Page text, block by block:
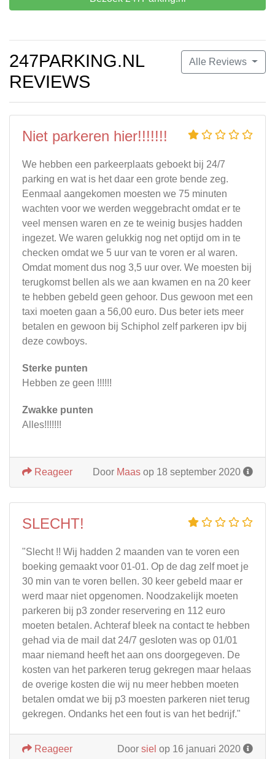
Alle Reviews
247PARKING.NL
REVIEWS
Niet parkeren hier!!!!!!!
We hebben een parkeerplaats geboekt bij 24/7
parking en wat is het daar een grote bende zeg.
Eenmaal aangekomen moesten we 75 minuten
wachten voor we werden weggebracht omdat er te
veel mensen waren en ze te weinig busjes hadden
ingezet. We waren gelukkig nog net optijd om in te
checken omdat we 5 uur van te voren er al waren.
Omdat moment dus nog 3,5 uur over. We moesten bij
terugkomst bellen als we aan kwamen en na 20 keer
te hebben gebeld geen gehoor. Dus gewoon met een
taxi moeten gaan a 56,00 euro. Dus beter iets meer
betalen en gewoon bij Schiphol zelf parkeren ipv bij
deze cowboys.
Sterke punten
Hebben ze geen !!!!!!
Zwakke punten
Alles!!!!!!!
Door Maas op 18 september 2020
Reageer
SLECHT!
"Slecht !! Wij hadden 2 maanden van te voren een
boeking gemaakt voor 01-01. Op de dag zelf moet je
30 min van te voren bellen. 30 keer gebeld maar er
werd maar niet opgenomen. Noodzakelijk moeten
parkeren bij p3 zonder reservering en 112 euro
moeten betalen. Achteraf bleek na contact te hebben
gehad via de mail dat 24/7 gesloten was op 01/01
maar niemand heeft het aan ons doorgegeven. De
kosten van het parkeren terug gekregen maar helaas
de overige kosten die wij nu meer hebben moeten
betalen omdat we bij p3 moesten parkeren niet terug
gekregen. Ondanks het een fout is van het bedrijf."
Door siel op 16 januari 2020
Reageer